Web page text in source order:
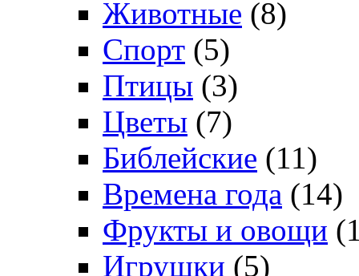
Животные (8)
Спорт (5)
Птицы (3)
Цветы (7)
Библейские (11)
Времена года (14)
Фрукты и овощи
Игрушки (5)